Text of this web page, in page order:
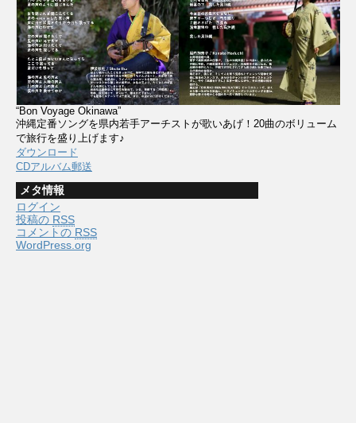
“Bon Voyage Okinawa”
沖縄定番ソングを県内若手アーチストが歌いあげ！20曲のボリューム
で旅行を盛り上げます♪
ダウンロード
CDアルバム郵送
メタ情報
ログイン
投稿の RSS
コメントの RSS
WordPress.org